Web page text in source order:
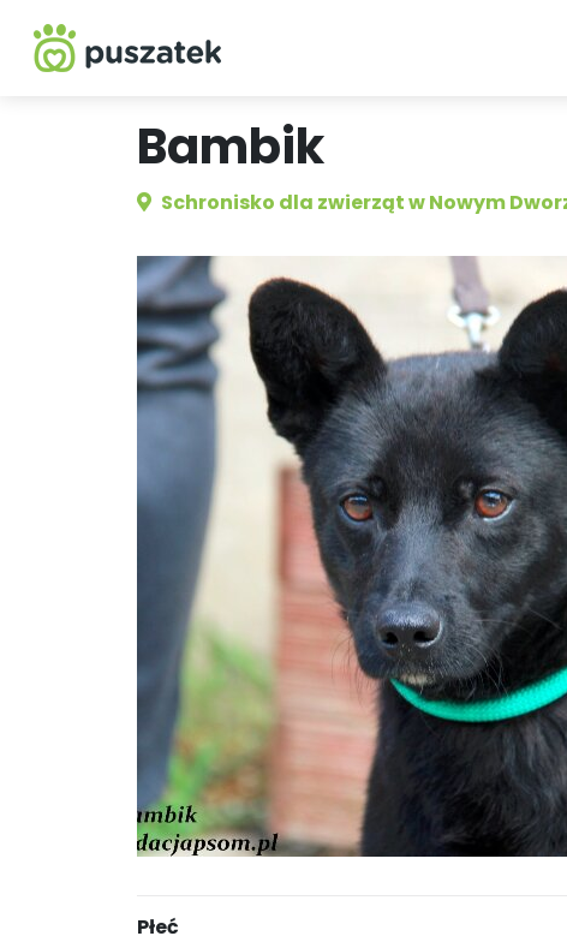
Bambik
Schronisko dla zwierząt w Nowym
Płeć